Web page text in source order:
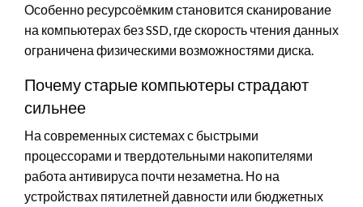
Особенно ресурсоёмким становится сканирование
на компьютерах без SSD, где скорость чтения данных
ограничена физическими возможностями диска.
Почему старые компьютеры страдают
сильнее
На современных системах с быстрыми
процессорами и твердотельными накопителями
работа антивируса почти незаметна. Но на
устройствах пятилетней давности или бюджетных